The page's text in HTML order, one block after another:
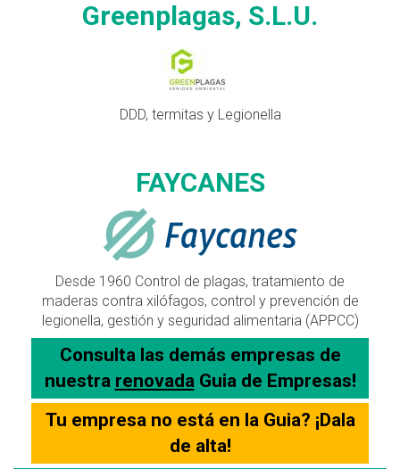
Greenplagas, S.L.U.
DDD, termitas y Legionella
FAYCANES
Desde 1960 Control de plagas, tratamiento de
maderas contra xilófagos, control y prevención de
legionella, gestión y seguridad alimentaria (APPCC)
Consulta las demás empresas de
nuestra renovadaGuia de Empresas!
Tu empresa no está en la Guia? ¡Dala
de alta!